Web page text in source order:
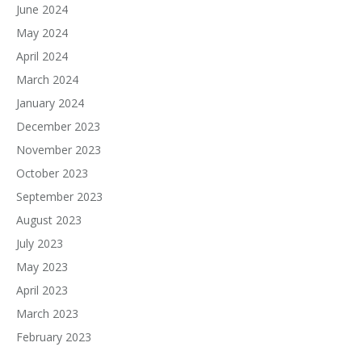
June 2024
May 2024
April 2024
March 2024
January 2024
December 2023
November 2023
October 2023
September 2023
August 2023
July 2023
May 2023
April 2023
March 2023
February 2023